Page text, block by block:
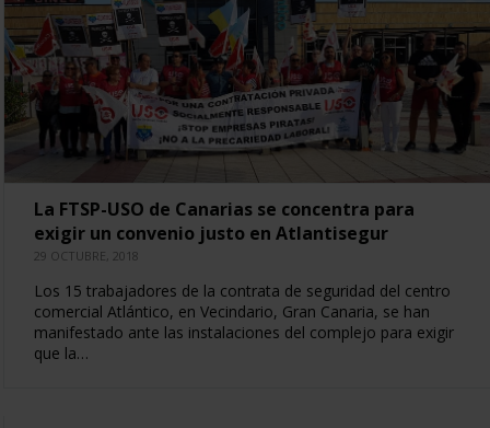
La FTSP-USO de Canarias se concentra para
exigir un convenio justo en Atlantisegur
29 OCTUBRE, 2018
Los 15 trabajadores de la contrata de seguridad del centro
comercial Atlántico, en Vecindario, Gran Canaria, se han
manifestado ante las instalaciones del complejo para exigir
que la…